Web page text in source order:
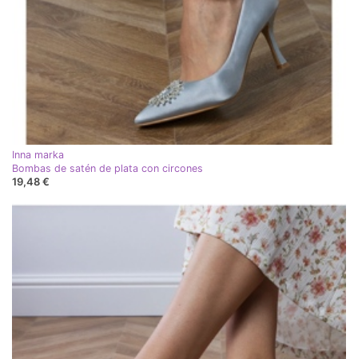
Inna marka
Bombas de satén de plata con circones
19,48 €